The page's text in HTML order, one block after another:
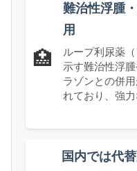
🏥
難治性浮腫
用
ループ利尿薬
示す難治性浮
ラゾンとの併
れており、強
国内では代